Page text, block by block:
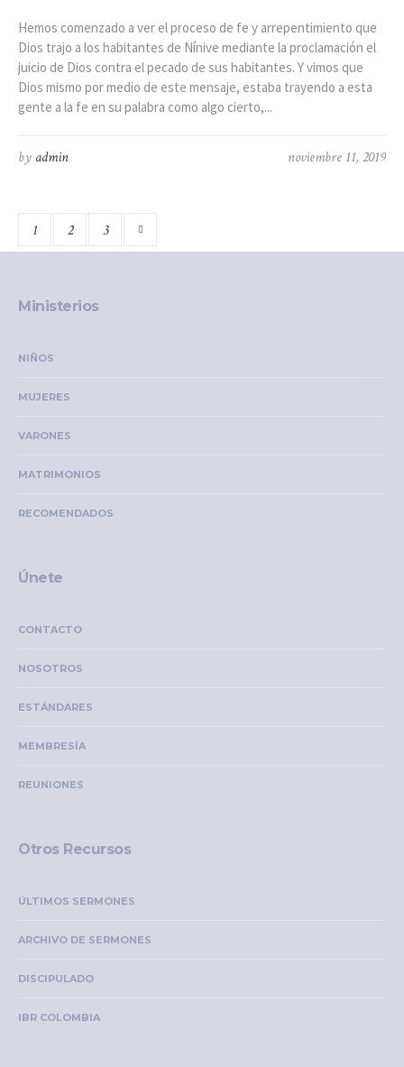
Hemos comenzado a ver el proceso de fe y arrepentimiento que
Dios trajo a los habitantes de Nínive mediante la proclamación el
juicio de Dios contra el pecado de sus habitantes. Y vimos que
Dios mismo por medio de este mensaje, estaba trayendo a esta
gente a la fe en su palabra como algo cierto,...
noviembre 11, 2019
by admin
1 2 3
Ministerios
NIÑOS
MUJERES
VARONES
MATRIMONIOS
RECOMENDADOS
Únete
CONTACTO
NOSOTROS
ESTÁNDARES
MEMBRESÍA
REUNIONES
Otros Recursos
ÚLTIMOS SERMONES
ARCHIVO DE SERMONES
DISCIPULADO
IBR COLOMBIA